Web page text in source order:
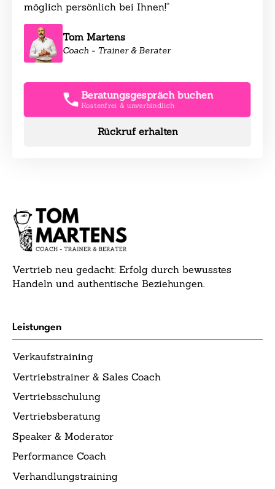
möglich persönlich bei Ihnen!“
Tom Martens
Coach - Trainer & Berater
Beratungsgespräch buchen
Kostenfrei & unverbindlich
Rückruf erhalten
Vertrieb neu gedacht: Erfolg durch bewusstes
Handeln und authentische Beziehungen.
Leistungen
Verkaufstraining
Vertriebstrainer & Sales Coach
Vertriebsschulung
Vertriebsberatung
Speaker & Moderator
Performance Coach
Verhandlungstraining